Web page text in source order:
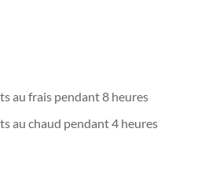
au frais pendant 8 heures
au chaud pendant 4 heures